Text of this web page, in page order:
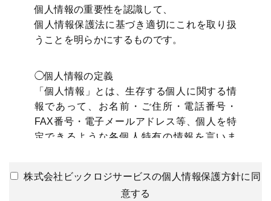
個人情報の重要性を認識して、
個人情報保護法に基づき適切にこれを取り扱
うことを明らかにするものです。
◯個人情報の定義
「個人情報」とは、生存する個人に関する情
報であって、お名前・ご住所・電話番号・
FAX番号・電子メールアドレス等、個人を特
定できるような各個人特有の情報を言いま
◯利用目的
弊社は、お問い合わせをいただき、契約へと
株式会社ビックロジサービスの個人情報保護方針に同
意する